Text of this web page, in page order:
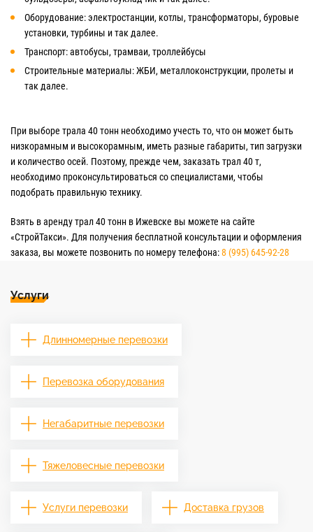
Оборудование: электростанции, котлы, трансформаторы, буровые
установки, турбины и так далее.
Транспорт: автобусы, трамваи, троллейбусы
Строительные материалы: ЖБИ, металлоконструкции, пролеты и
так далее.
При выборе трала 40 тонн необходимо учесть то, что он может быть
низкорамным и высокорамным, иметь разные габариты, тип загрузки
и количество осей. Поэтому, прежде чем, заказать трал 40 т,
необходимо проконсультироваться со специалистами, чтобы
подобрать правильную технику.
Взять в аренду трал 40 тонн в Ижевске вы можете на сайте
«СтройТакси». Для получения бесплатной консультации и оформления
заказа, вы можете позвонить по номеру телефона:8 (995) 645-92-28
Услуги
Длинномерные перевозки
Перевозка оборудования
Негабаритные перевозки
Тяжеловесные перевозки
Услуги перевозки Доставка грузов